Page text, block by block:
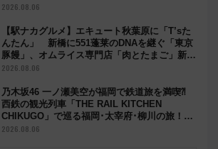
2026.08.06
【駅ナカグルメ】エキュート秋葉原に「T’sた
んたん」 新橋に551蓬莱のDNAを継ぐ「東京
豚饅」、オムライス専門店「肉とたまご」新グ
ルメ続々登場！【2026年8月】
2026.08.06
乃木坂46 一ノ瀬美空が福岡で鉄道旅を満喫⁈
西鉄の観光列車「THE RAIL KITCHEN
CHIKUGO」で巡る福岡･太宰府･柳川の旅！
YouTubeが公開に
2026.08.06